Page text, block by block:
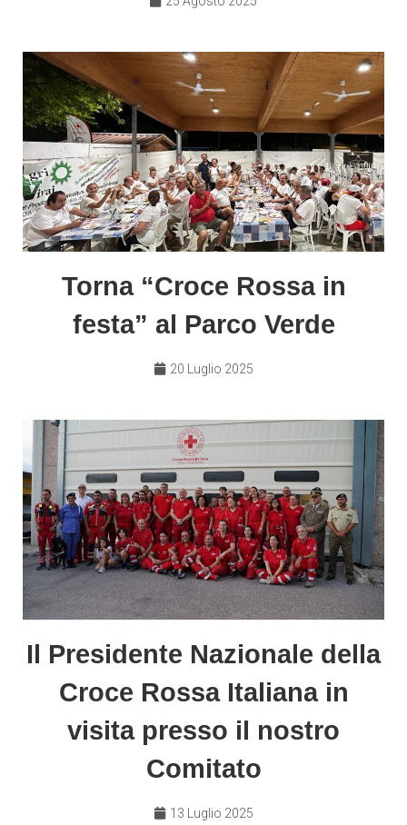
Torna “Croce Rossa in
festa” al Parco Verde
20 Luglio 2025
Il Presidente Nazionale della
Croce Rossa Italiana in
visita presso il nostro
Comitato
13 Luglio 2025